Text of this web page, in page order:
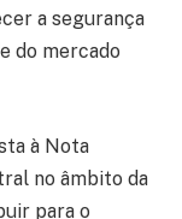
a segurança
do mercado
à Nota
no âmbito da
para o